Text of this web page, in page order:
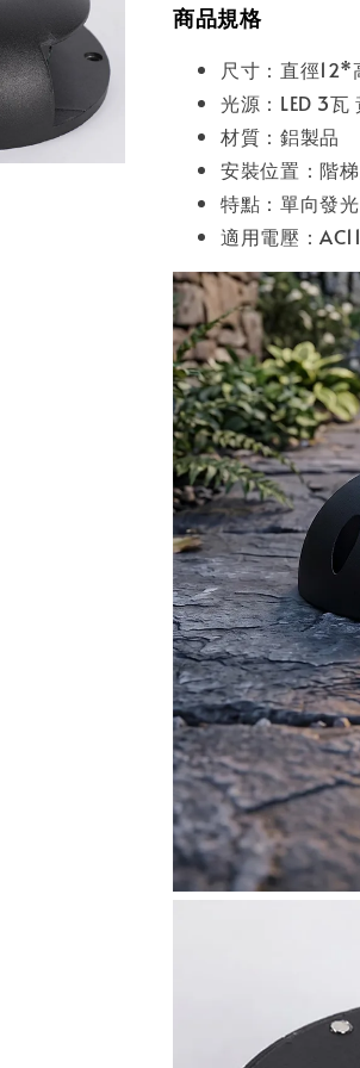
商品規格
尺寸：直徑12*
光源：LED 3
材質：鋁製品
安裝位置：階
特點：單向發
適用電壓：